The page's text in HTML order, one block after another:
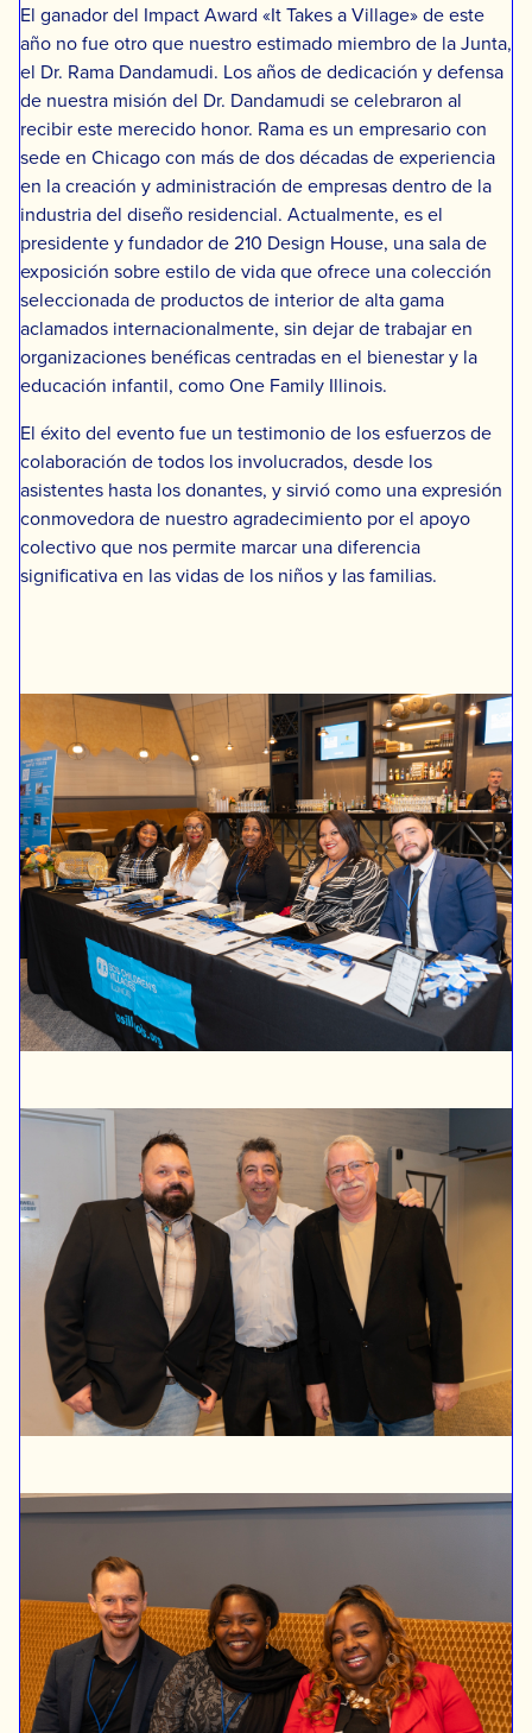
El ganador del Impact Award «It Takes a Village» de este
año no fue otro que nuestro estimado miembro de la Junta,
el Dr. Rama Dandamudi. Los años de dedicación y defensa
de nuestra misión del Dr. Dandamudi se celebraron al
recibir este merecido honor. Rama es un empresario con
sede en Chicago con más de dos décadas de experiencia
en la creación y administración de empresas dentro de la
industria del diseño residencial. Actualmente, es el
presidente y fundador de 210 Design House, una sala de
exposición sobre estilo de vida que ofrece una colección
seleccionada de productos de interior de alta gama
aclamados internacionalmente, sin dejar de trabajar en
organizaciones benéficas centradas en el bienestar y la
educación infantil, como One Family Illinois.
El éxito del evento fue un testimonio de los esfuerzos de
colaboración de todos los involucrados, desde los
asistentes hasta los donantes, y sirvió como una expresión
conmovedora de nuestro agradecimiento por el apoyo
colectivo que nos permite marcar una diferencia
significativa en las vidas de los niños y las familias.